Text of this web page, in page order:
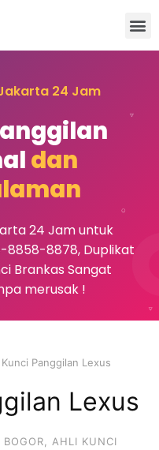
24 Jam
dan
24 Jam untuk
8858-8878, Duplikat
Brankas Sangat
merusak !
Panggilan Lexus
Lexus
AHLI KUNCI